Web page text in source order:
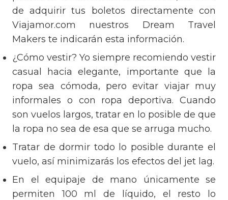
de adquirir tus boletos directamente con
Viajamor.com nuestros Dream Travel
Makers te indicarán esta información.
¿Cómo vestir? Yo siempre recomiendo vestir
casual hacia elegante, importante que la
ropa sea cómoda, pero evitar viajar muy
informales o con ropa deportiva. Cuando
son vuelos largos, tratar en lo posible de que
la ropa no sea de esa que se arruga mucho.
Tratar de dormir todo lo posible durante el
vuelo, así minimizarás los efectos del jet lag.
En el equipaje de mano únicamente se
permiten 100 ml de líquido, el resto lo